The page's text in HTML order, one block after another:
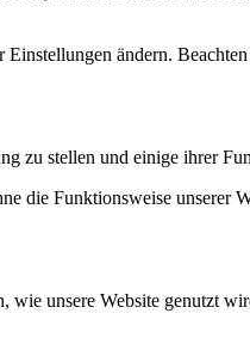
ändern.
zu stellen und einige ihrer
die Funktionsweise unserer
unsere Website genutzt